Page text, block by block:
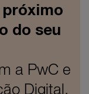
próximo
do seu
a PwC e
Digital.